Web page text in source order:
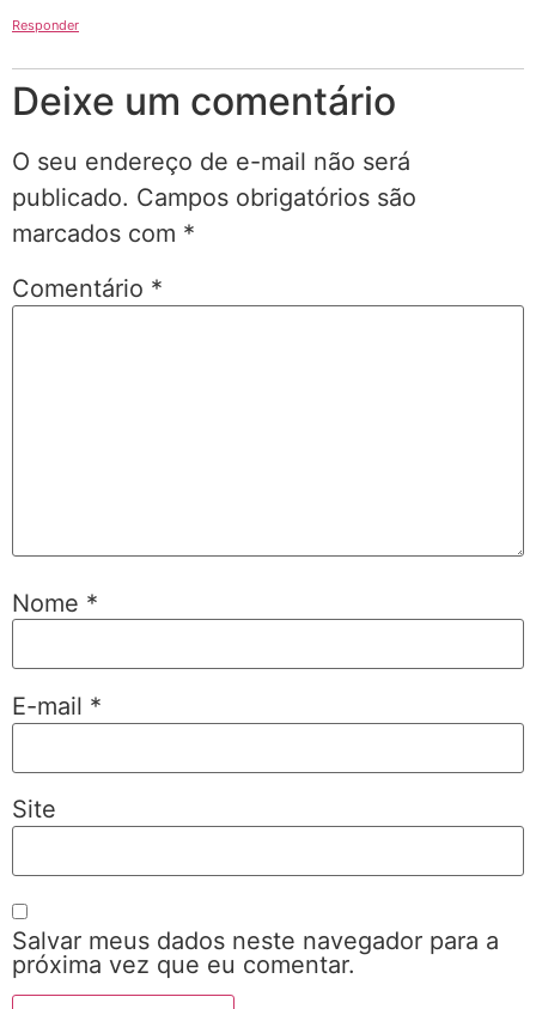
Responder
Deixe um comentário
O seu endereço de e-mail não será
publicado. Campos obrigatórios são
marcados com *
Comentário *
Nome *
E-mail *
Site
Salvar meus dados neste navegador para a
próxima vez que eu comentar.